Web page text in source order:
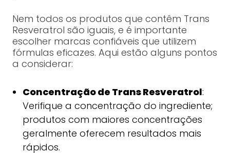
Nem todos os produtos que contêm Trans
Resveratrol são iguais, e é importante
escolher marcas confiáveis que utilizem
fórmulas eficazes. Aqui estão alguns pontos
a considerar:
Concentração de Trans Resveratrol:
Verifique a concentração do ingrediente;
produtos com maiores concentrações
geralmente oferecem resultados mais
rápidos.